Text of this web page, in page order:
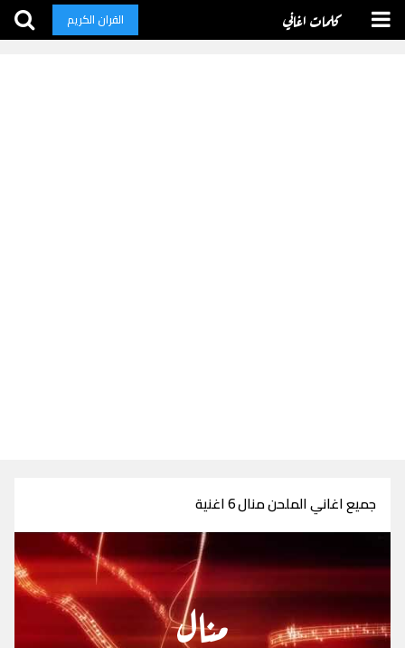
كلمات اغاني القران الكريم
جميع اغاني الملحن منال 6 اغنية
منال